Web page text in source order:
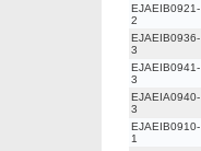
EJAEIB0921-
2
EJAEIB0936-
3
EJAEIB0941-
3
EJAEIA0940-
3
EJAEIB0910-
1